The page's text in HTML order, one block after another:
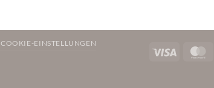
Visa
COOKIE-EINSTELLUNGEN